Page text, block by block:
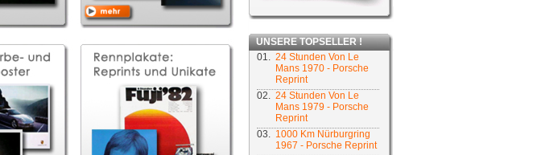
UNSERE TOPSELLER !
01. 24 Stunden Von Le
Mans 1970 - Porsche
Reprint
02. 24 Stunden Von Le
Mans 1979 - Porsche
Reprint
03. 1000 Km Nürburgring
1967 - Porsche Reprint